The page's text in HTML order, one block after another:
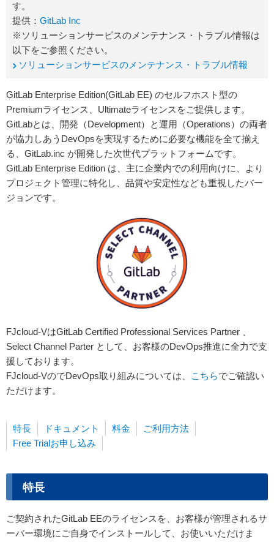
す。
提供： GitLab Inc
※ソリューションサービスのメンテナンス・トラブル情報は
以下をご参照ください。
ソリューションサービスのメンテナンス・トラブル情報
GitLab Enterprise Edition(GitLab EE) のセルフホスト型の
Premiumライセンス、Ultimateライセンスをご提供します。
GitLabとは、開発（Development）と運用（Operations）の両者
が協力しあうDevOpsを実現するために必要な機能を全て揃え
る、GitLab.inc が開発した次世代プラットフォームです。
GitLab Enterprise Edition は、主に企業内での利用向けに、より
プロジェクト管理に特化し、品質や安定性なども重視したバー
ジョンです。
FJcloud-VはGitLab Certified Professional Services Partner 、
Select Channel Parter として、お客様のDevOps推進に全力で支
援しております。
FJcloud-VのでDevOps取り組みについては、
こちらでご確認い
ただけます。
特長 ドキュメント 料金
ご利用方法
Free Trialお申し込み
特長
ご契約されたGitLab EEのライセンスを、お客様が管理されるサ
ーバー環境にご自身でインストールして、お使いいただけま